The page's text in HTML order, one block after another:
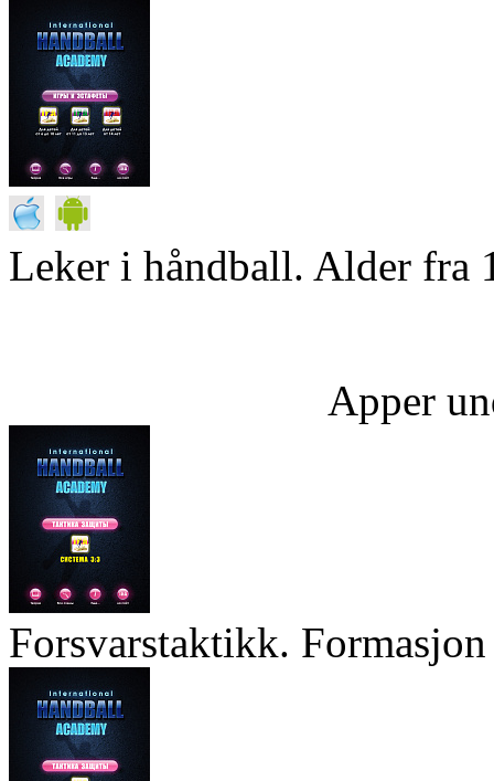
Leker i håndball. Alder fra
Apper
Forsvarstaktikk.